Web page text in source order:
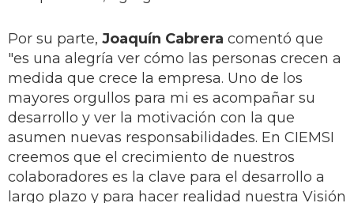
Por su parte, Joaquín Cabrera comentó que
"es una alegría ver cómo las personas crecen a
medida que crece la empresa. Uno de los
mayores orgullos para mi es acompañar su
desarrollo y ver la motivación con la que
asumen nuevas responsabilidades. En CIEMSI
creemos que el crecimiento de nuestros
colaboradores es la clave para el desarrollo a
largo plazo y para hacer realidad nuestra Visión